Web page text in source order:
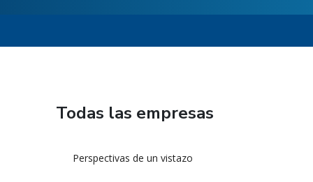
Todas las empresas
Perspectivas de un vistazo